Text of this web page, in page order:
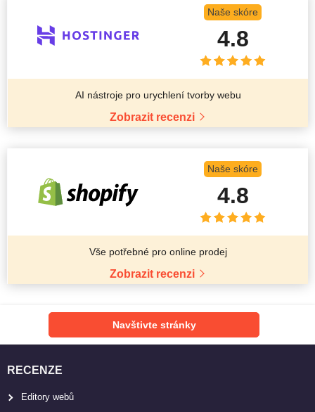
Naše skóre
4.8
AI nástroje pro urychlení tvorby webu
Zobrazit recenzi
Naše skóre
4.8
Vše potřebné pro online prodej
Zobrazit recenzi
Navštivte stránky
RECENZE
Editory webů